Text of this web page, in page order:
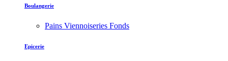
Boulangerie
Pains Viennoiseries Fonds
Epicerie